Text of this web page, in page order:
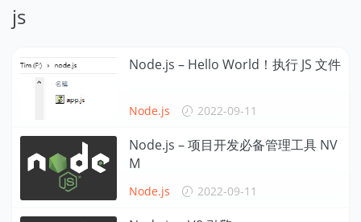
js
Node.js – Hello World！执行 JS 文件
Node.js 2022-09-11
Node.js – 项目开发必备管理工具 NV
M
Node.js 2022-09-11